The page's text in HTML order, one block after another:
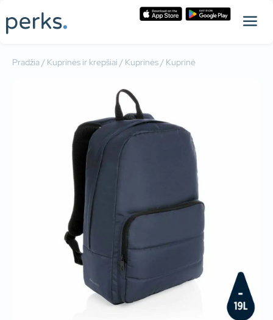
Pradžia/ Kuprinės ir krepšiai / Kuprinės/ Kuprinė